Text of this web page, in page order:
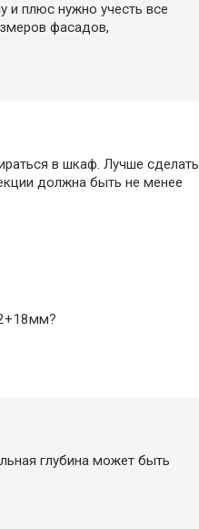
и плюс нужно учесть все
фасадов,
в шкаф. Лучше сделать
должна быть не менее
глубина может быть